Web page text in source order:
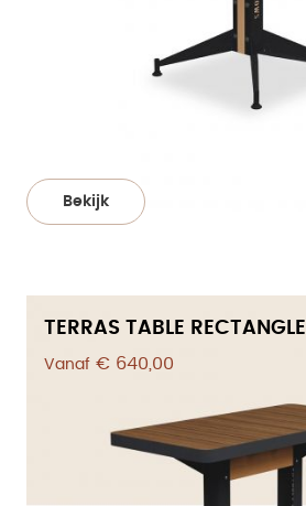
Bekijk
TERRAS TABLE RECTANGLE
Vanaf € 640,00